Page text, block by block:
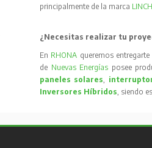
principalmente de la marca
¿Necesitas realizar tu
En RHONA queremos
de Nuevas Energías posee
paneles solares,
Inversores Híbridos, siendo